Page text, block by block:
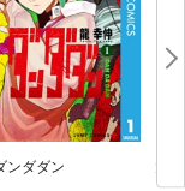
ンダダン